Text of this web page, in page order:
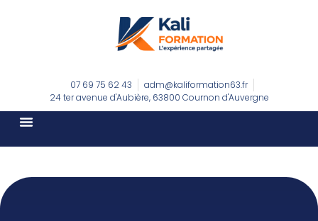
07 69 75 62 43
adm@kaliformation63.fr
24 ter avenue d'Aubière, 63800 Cournon d'Auvergne